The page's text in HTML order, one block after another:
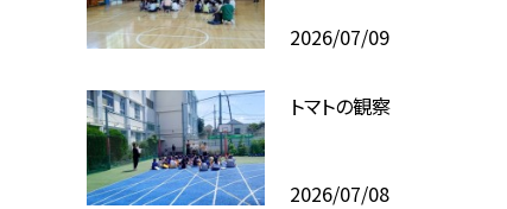
2026/07/09
トマトの観察
2026/07/08